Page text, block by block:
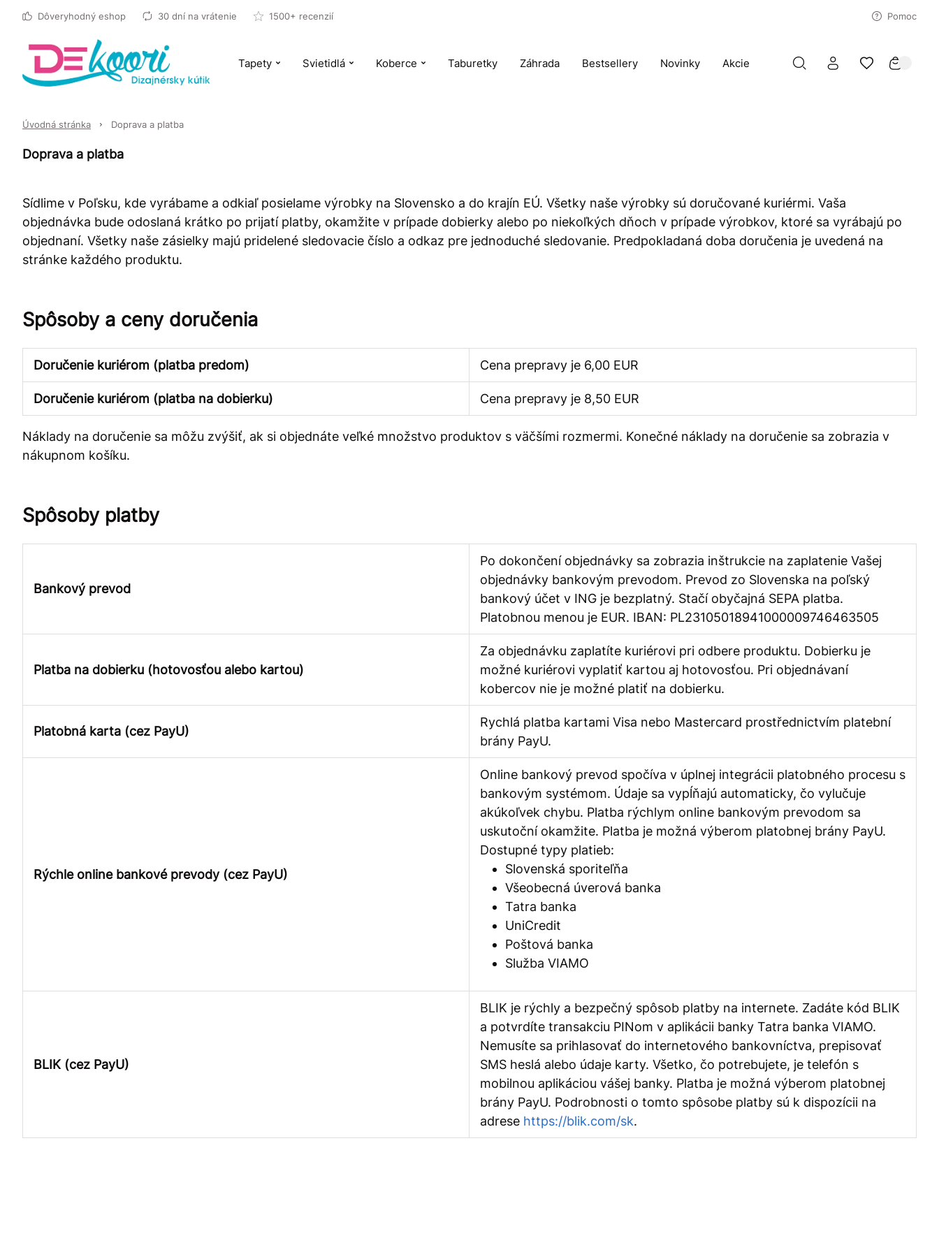
Dôveryhodný eshop 30 dní na vrátenie 1500+ recenzií Pomoc
Tapety Svietidlá Koberce Taburetky Záhrada Bestsellery Novinky Akcie
Úvodná stránka Doprava a platba
Doprava a platba
Sídlime v Poľsku, kde vyrábame a odkiaľ posielame výrobky na Slovensko a do krajín EÚ. Všetky naše výrobky sú doručované kuriérmi. Vaša
objednávka bude odoslaná krátko po prijatí platby, okamžite v prípade dobierky alebo po niekoľkých dňoch v prípade výrobkov, ktoré sa vyrábajú po
objednaní. Všetky naše zásielky majú pridelené sledovacie číslo a odkaz pre jednoduché sledovanie. Predpokladaná doba doručenia je uvedená na
stránke každého produktu.
Spôsoby a ceny doručenia
Doručenie kuriérom (platba predom) Cena prepravy je 6,00 EUR
Doručenie kuriérom (platba na dobierku) Cena prepravy je 8,50 EUR
Náklady na doručenie sa môžu zvýšiť, ak si objednáte veľké množstvo produktov s väčšími rozmermi. Konečné náklady na doručenie sa zobrazia v
nákupnom košíku.
Spôsoby platby
Bankový prevod
Po dokončení objednávky sa zobrazia inštrukcie na zaplatenie Vašej
objednávky bankovým prevodom. Prevod zo Slovenska na poľský
bankový účet v ING je bezplatný. Stačí obyčajná SEPA platba.
Platobnou menou je EUR. IBAN: PL23105018941000009746463505
Platba na dobierku (hotovosťou alebo kartou)
Za objednávku zaplatíte kuriérovi pri odbere produktu. Dobierku je
možné kuriérovi vyplatiť kartou aj hotovosťou. Pri objednávaní
kobercov nie je možné platiť na dobierku.
Platobná karta (cez PayU)
Rychlá platba kartami Visa nebo Mastercard prostřednictvím platební
brány PayU.
Rýchle online bankové prevody (cez PayU)
Online bankový prevod spočíva v úplnej integrácii platobného procesu s
bankovým systémom. Údaje sa vypĺňajú automaticky, čo vylučuje
akúkoľvek chybu. Platba rýchlym online bankovým prevodom sa
uskutoční okamžite. Platba je možná výberom platobnej brány PayU.
Dostupné typy platieb:
Slovenská sporiteľňa
Všeobecná úverová banka
Tatra banka
UniCredit
Poštová banka
Služba VIAMO
BLIK (cez PayU)
BLIK je rýchly a bezpečný spôsob platby na internete. Zadáte kód BLIK
a potvrdíte transakciu PINom v aplikácii banky Tatra banka VIAMO.
Nemusíte sa prihlasovať do internetového bankovníctva, prepisovať
SMS heslá alebo údaje karty. Všetko, čo potrebujete, je telefón s
mobilnou aplikáciou vášej banky. Platba je možná výberom platobnej
brány PayU. Podrobnosti o tomto spôsobe platby sú k dispozícii na
adrese https://blik.com/sk.